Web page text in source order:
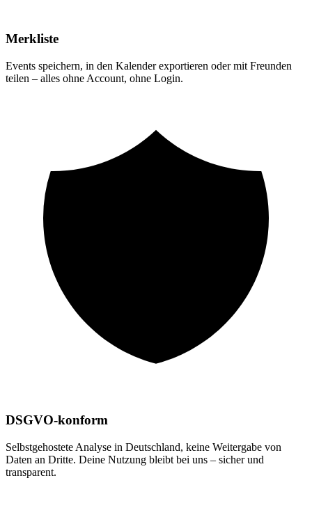
Merkliste
Events speichern, in den Kalender exportieren oder mit Freunden
teilen – alles ohne Account, ohne Login.
DSGVO-konform
Selbstgehostete Analyse in Deutschland, keine Weitergabe von
Daten an Dritte. Deine Nutzung bleibt bei uns – sicher und
transparent.